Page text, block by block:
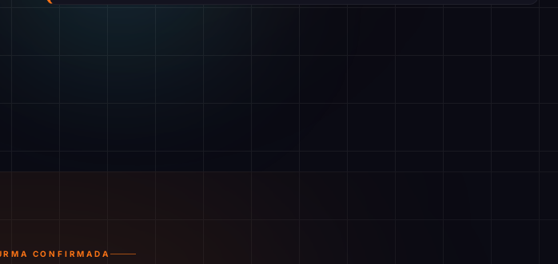
CONFIRMADA